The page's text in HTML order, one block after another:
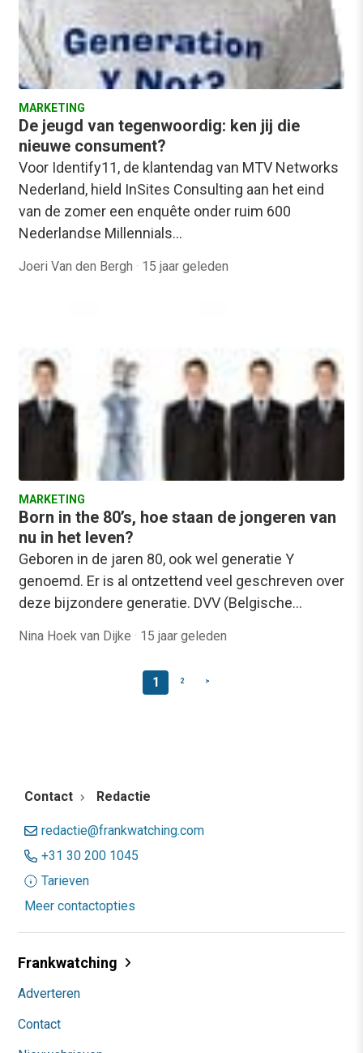
MARKETING
De jeugd van tegenwoordig: ken jij die
nieuwe consument?
Voor Identify11, de klantendag van MTV Networks
Nederland, hield InSites Consulting aan het eind
van de zomer een enquête onder ruim 600
Nederlandse Millennials…
Joeri Van den Bergh · 15 jaar geleden
MARKETING
Born in the 80’s, hoe staan de jongeren van
nu in het leven?
Geboren in de jaren 80, ook wel generatie Y
genoemd. Er is al ontzettend veel geschreven over
deze bijzondere generatie. DVV (Belgische…
Nina Hoek van Dijke · 15 jaar geleden
1 2 >
Contact Redactie
redactie@frankwatching.com
+31 30 200 1045
Tarieven
Meer contactopties
Frankwatching
Adverteren
Contact